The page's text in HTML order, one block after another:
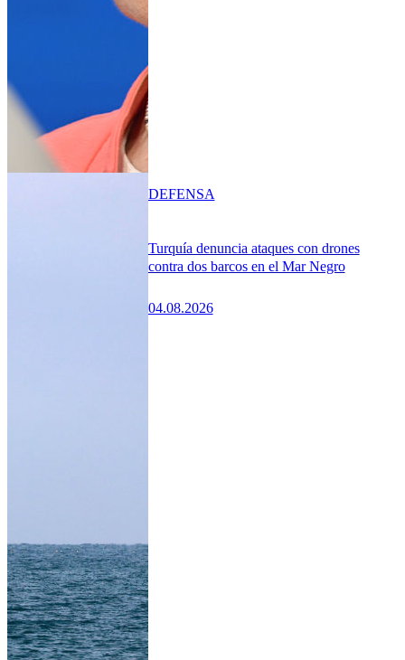
Turquía denuncia ataques con drones
contra dos barcos en el Mar Negro
04.08.2026
DEFENSA